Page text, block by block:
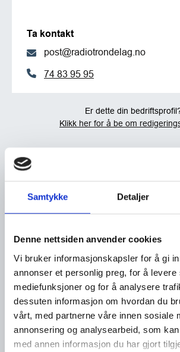
Samtykke Detaljer
Denne nettsiden anvender cookies
Vi bruker informasjonskapsler for å gi
annonser et personlig preg, for å levere
mediefunksjoner og for å analysere
dessuten informasjon om hvordan du
vårt, med partnerne våre innen sosiale
annonsering og analysearbeid, som
med annen informasjon du har gjort
Ta kontakt
post@radiotrondelag.no
74 83 95 95
Er dette din
Klikk her for å be om